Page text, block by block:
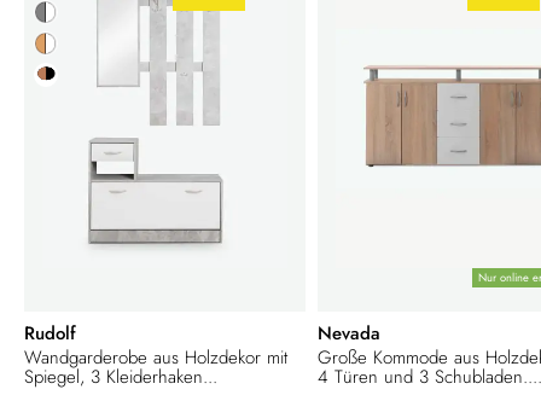
Rudolf
Wandgarderobe aus Holzdekor mit
Spiegel, 3 Kleiderhaken...
Nur online
Nevada
Große Kommode aus
4 Türen und 3